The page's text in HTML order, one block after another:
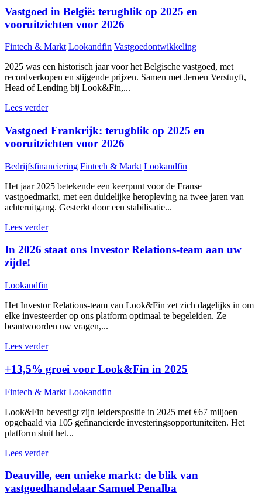
Vastgoed in België: terugblik op 2025 en
vooruitzichten voor 2026
Fintech & Markt Lookandfin Vastgoedontwikkeling
2025 was een historisch jaar voor het Belgische vastgoed, met
recordverkopen en stijgende prijzen. Samen met Jeroen Verstuyft,
Head of Lending bij Look&Fin,...
Lees verder
Vastgoed Frankrijk: terugblik op 2025 en
vooruitzichten voor 2026
Bedrijfsfinanciering Fintech & Markt Lookandfin
Het jaar 2025 betekende een keerpunt voor de Franse
vastgoedmarkt, met een duidelijke heropleving na twee jaren van
achteruitgang. Gesterkt door een stabilisatie...
Lees verder
In 2026 staat ons Investor Relations-team aan uw
zijde!
Lookandfin
Het Investor Relations-team van Look&Fin zet zich dagelijks in om
elke investeerder op ons platform optimaal te begeleiden. Ze
beantwoorden uw vragen,...
Lees verder
+13,5% groei voor Look&Fin in 2025
Fintech & Markt Lookandfin
Look&Fin bevestigt zijn leiderspositie in 2025 met €67 miljoen
opgehaald via 105 gefinancierde investeringsopportuniteiten. Het
platform sluit het...
Lees verder
Deauville, een unieke markt: de blik van
vastgoedhandelaar Samuel Penalba